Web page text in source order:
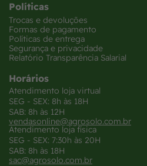
Políticas
Trocas e devoluções
Formas de pagamento
Políticas de entrega
Segurança e privacidade
Relatório Transparência Salarial
Horários
Atendimento loja virtual
SEG - SEX: 8h às 18H
SAB: 8h às 12H
vendasonline@agrosolo.com.br
Atendimento loja física
SEG - SEX: 7:30h às 20H
SAB: 8h às 18H
sac@agrosolo.com.br